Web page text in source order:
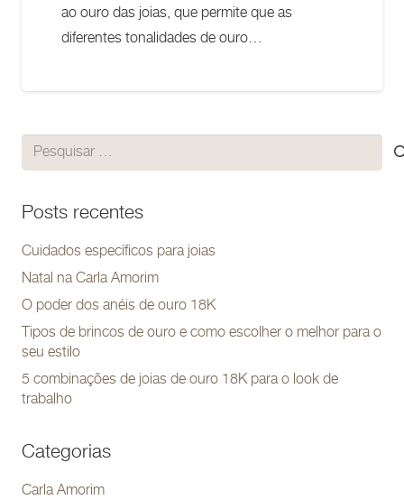
ao ouro das joias, que permite que as
diferentes tonalidades de ouro…
Pesquisar
por:
Posts recentes
Cuidados específicos para joias
Natal na Carla Amorim
O poder dos anéis de ouro 18K
Tipos de brincos de ouro e como escolher o melhor para o
seu estilo
5 combinações de joias de ouro 18K para o look de
trabalho
Categorias
Carla Amorim